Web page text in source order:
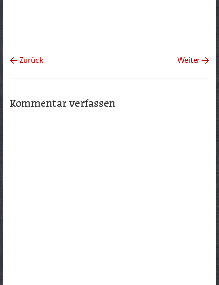
← Zurück Weiter →
Kommentar verfassen